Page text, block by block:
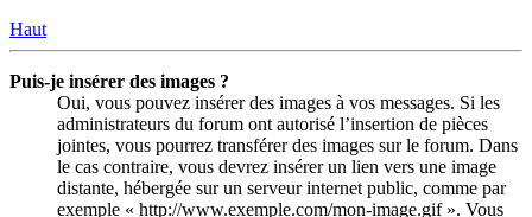
Haut
Puis-je insérer des images ?
Oui, vous pouvez insérer des images à vos messages. Si les
administrateurs du forum ont autorisé l’insertion de pièces
jointes, vous pourrez transférer des images sur le forum. Dans
le cas contraire, vous devrez insérer un lien vers une image
distante, hébergée sur un serveur internet public, comme par
exemple « http://www.exemple.com/mon-image.gif ». Vous